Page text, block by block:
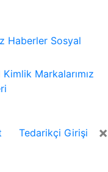
Haberler Sosyal
Kimlik Markalarımız
×
Tedarikçi Girişi